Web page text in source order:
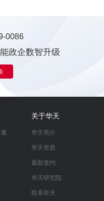
0086
政企数智升级
关于华天
华天简介
华天资质
最新签约
华天研究院
联系华天